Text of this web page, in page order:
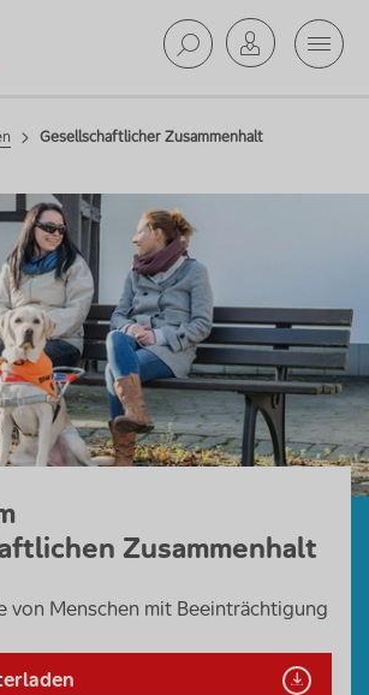
Gesellschaftlicher Zusammenhalt
Zusammenhalt
von Menschen mit Beeinträchtigung